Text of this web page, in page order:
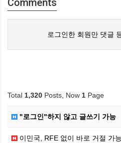
Comments
로그인한 회원만 댓글
Total 1,320 Posts, Now 1 Page
"로그인"하지 않고 글쓰기 가능
이민국, RFE 없이 바로 거절 가